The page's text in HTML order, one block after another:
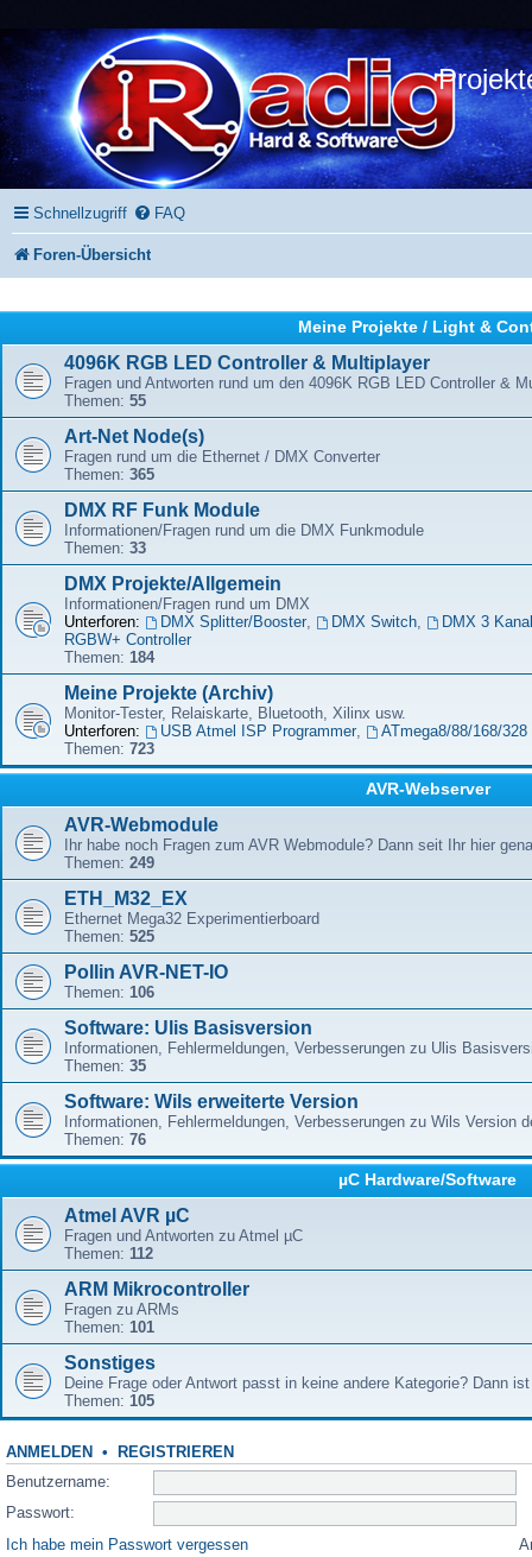
Schnellzugriff FAQ
Foren-Übersicht
Meine Projekte / Light &
4096K RGB LED Controller & Multiplayer
Fragen und Antworten rund um den 4096K RGB LED Controller &
Themen: 55
Art-Net Node(s)
Fragen rund um die Ethernet / DMX Converter
Themen: 365
DMX RF Funk Module
Informationen/Fragen rund um die DMX Funkmodule
Themen: 33
DMX Projekte/Allgemein
Informationen/Fragen rund um DMX
Unterforen:
DMX Splitter/Booster, DMX Switch,
DMX 3
RGBW+ Controller
Themen: 184
Meine Projekte (Archiv)
Monitor-Tester, Relaiskarte, Bluetooth, Xilinx usw.
Unterforen:
USB Atmel ISP Programmer,
ATmega8/88/168/
Themen: 723
AVR-Webserver
AVR-Webmodule
Ihr habe noch Fragen zum AVR Webmodule? Dann seit Ihr hier
Themen: 249
ETH_M32_EX
Ethernet Mega32 Experimentierboard
Themen: 525
Pollin AVR-NET-IO
Themen: 106
Software: Ulis Basisversion
Informationen, Fehlermeldungen, Verbesserungen zu Ulis
Themen: 35
Software: Wils erweiterte Version
Informationen, Fehlermeldungen, Verbesserungen zu Wils Version
Themen: 76
µC Hardware/Software
Atmel AVR µC
Fragen und Antworten zu Atmel µC
Themen: 112
ARM Mikrocontroller
Fragen zu ARMs
Themen: 101
Sonstiges
Deine Frage oder Antwort passt in keine andere Kategorie? Dann
Themen: 105
ANMELDEN • REGISTRIEREN
Benutzername:
Passwort:
Ich habe mein Passwort vergessen